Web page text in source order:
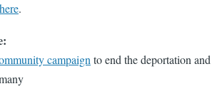
here.
campaignto end the deportation and